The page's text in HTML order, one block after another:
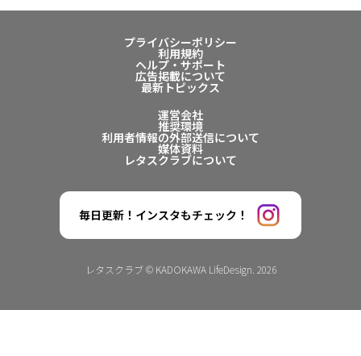
プライバシーポリシー
利用規約
ヘルプ・サポート
広告掲載について
最新トピックス
運営会社
推奨環境
利用者情報の外部送信について
媒体資料
レタスクラブについて
毎日更新！インスタもチェック！
レタスクラブ © KADOKAWA LifeDesign. 2026